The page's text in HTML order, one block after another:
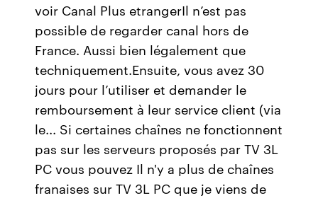
voir Canal Plus etrangerIl n’est pas
possible de regarder canal hors de
France. Aussi bien légalement que
techniquement.Ensuite, vous avez 30
jours pour l’utiliser et demander le
remboursement à leur service client (via
le... Si certaines chaînes ne fonctionnent
pas sur les serveurs proposés par TV 3L
PC vous pouvez Il n'y a plus de chaînes
franaises sur TV 3L PC que je viens de